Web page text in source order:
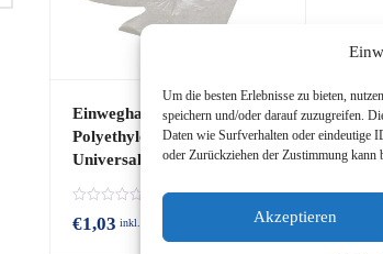
Um die besten Erlebnisse zu bieten,
speichern und/oder darauf zuzugreifen.
Daten wie Surfverhalten oder eindeutige
oder Zurückziehen der Zustimmung
Akzeptieren
Einweghandschuhe aus
Polyethylen – 100 Stück –
Universalgröße
e
€1,03 inkl. MwSt.